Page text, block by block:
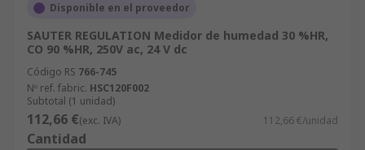
Disponible en el proveedor
SAUTER REGULATION Medidor de humedad 30 %HR,
CO 90 %HR, 250V ac, 24 V dc
Código RS 766-745
Nº ref. fabric. HSC120F002
Subtotal (1 unidad)
112,66 €(exc. IVA) 112,66 €/unidad
Cantidad